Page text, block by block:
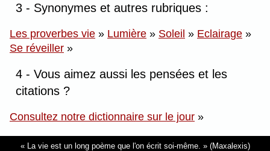
3 - Synonymes et autres rubriques :
Les proverbes vie » Lumière » Soleil » Eclairage »
Se réveiller »
4 - Vous aimez aussi les pensées et les
citations ?
Consultez notre dictionnaire sur le jour »
La vie est un long poème que l'on écrit soi-même. (Maxalexis)